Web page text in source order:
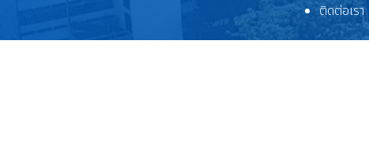
ติดต่อเรา